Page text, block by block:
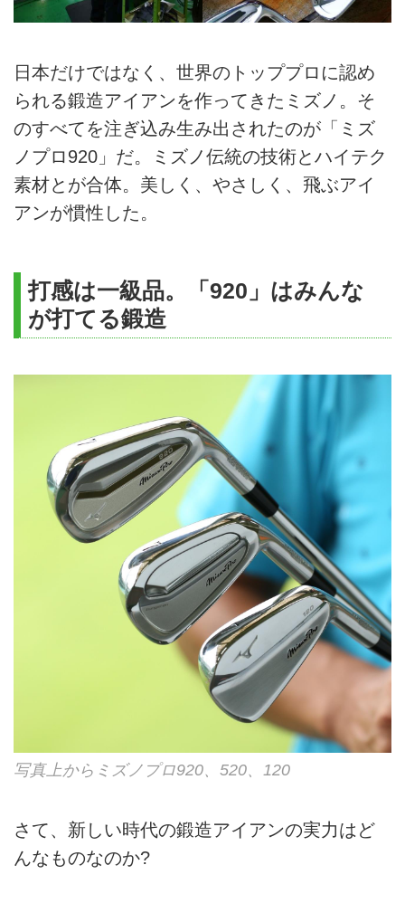
日本だけではなく、世界のトッププロに認め
られる鍛造アイアンを作ってきたミズノ。そ
のすべてを注ぎ込み生み出されたのが「ミズ
ノプロ920」だ。ミズノ伝統の技術とハイテク
素材とが合体。美しく、やさしく、飛ぶアイ
アンが慣性した。
打感は一級品。「920」はみんな
が打てる鍛造
写真上からミズノプロ920、520、120
さて、新しい時代の鍛造アイアンの実力はど
んなものなのか?